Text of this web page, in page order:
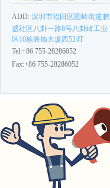
ADD: 深圳市福田区园岭街道鹏
盛社区八卦一路8号八卦岭工业
区10栋装饰大厦西524T
Tel:+86 755-28286052
Fax:+86 755-28286052